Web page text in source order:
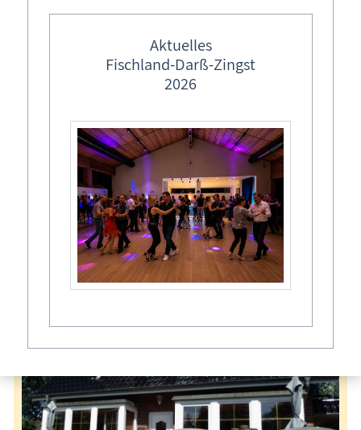
Tel.: 038 233 - 694 05
Buchungskalender
Buchungsformular - Ferienwohnung unverbindlich
Ferienwohnung Ostseebad Prerow
Aktuelles
Fischland-Darß-Zingst
2026